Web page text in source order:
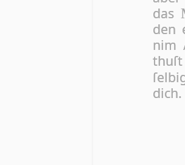
das
den
nim
dich.